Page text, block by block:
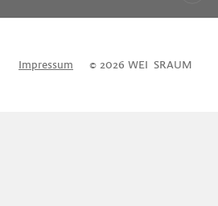
Impressum © 2026 WEI SRAUM